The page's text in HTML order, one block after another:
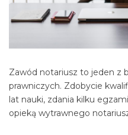
Zawód notariusz to jeden z
prawniczych. Zdobycie
lat nauki, zdania kilku
opieką wytrawnego